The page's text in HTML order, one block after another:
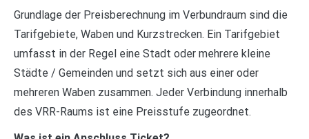
Grundlage der Preisberechnung im Verbundraum sind die
Tarifgebiete, Waben und Kurzstrecken. Ein Tarifgebiet
umfasst in der Regel eine Stadt oder mehrere kleine
Städte / Gemeinden und setzt sich aus einer oder
mehreren Waben zusammen. Jeder Verbindung innerhalb
des VRR-Raums ist eine Preisstufe zugeordnet.